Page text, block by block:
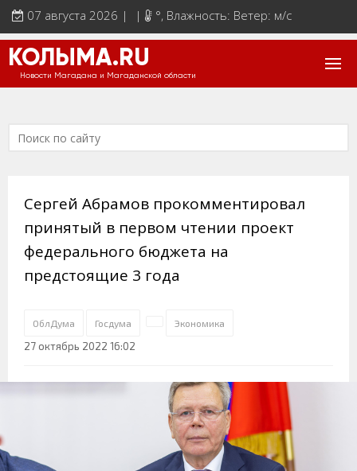
07 августа 2026 | | °, Влажность: Ветер: м/с
КОЛЫМА.RU
Новости Магадана и Магаданской области
Сергей Абрамов прокомментировал
принятый в первом чтении проект
федерального бюджета на
предстоящие 3 года
ОблДума Госдума Экономика
27 октябрь 2022 16:02